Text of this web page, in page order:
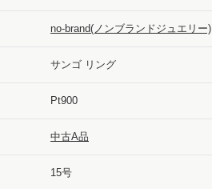
no-brand(ノンブランドジュエリー)
サンゴ リング
Pt900
中古A品
15号